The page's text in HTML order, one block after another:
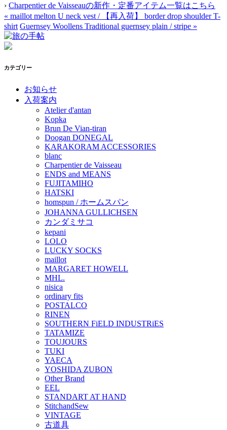
› Charpentier de Vaisseauの新作・定番アイテム一覧はこちら
« maillot melton U neck vest / 【再入荷】 border drop shoulder T-
shirt Guernsey Woollens Traditional guernsey plain / stripe »
カテゴリー
お知らせ
入荷案内
Atelier d'antan
Kopka
Brun De Vian-tiran
Doogan DONEGAL
KARAKORAM ACCESSORIES
blanc
Charpentier de Vaisseau
ENDS and MEANS
FUJITAMIHO
HATSKI
homspun / ホームスパン
JOHANNA GULLICHSEN
カンダミサコ
kepani
LOLO
LUCKY SOCKS
maillot
MARGARET HOWELL
MHL.
nisica
ordinary fits
POSTALCO
RINEN
SOUTHERN FiELD INDUSTRiES
TATAMIZE
TOUJOURS
TUKI
YAECA
YOSHIDA ZUBON
Other Brand
EEL
STANDART AT HAND
StitchandSew
VINTAGE
古道具